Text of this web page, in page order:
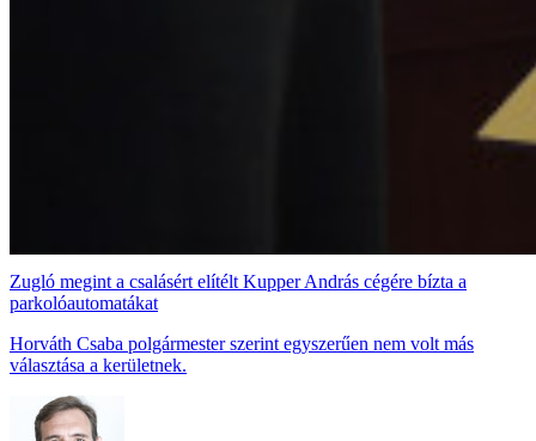
Zugló megint a csalásért elítélt Kupper András cégére bízta a
parkolóautomatákat
Horváth Csaba polgármester szerint egyszerűen nem volt más
választása a kerületnek.